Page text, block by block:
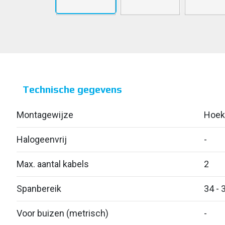
Technische gegevens
Montagewijze
Halogeenvrij -
Max. aantal kabels 2
Spanbereik 34 -
Voor buizen (metrisch) -